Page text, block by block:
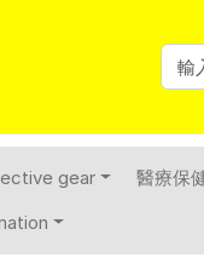
gear 醫療保